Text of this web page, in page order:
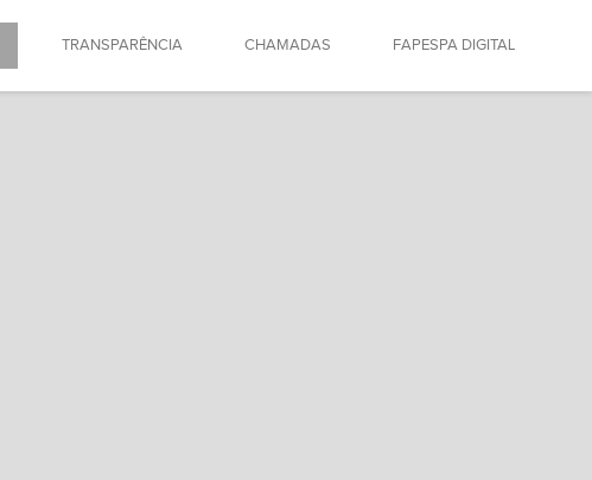
TRANSPARÊNCIA CHAMADAS FAPESPA DIGITAL